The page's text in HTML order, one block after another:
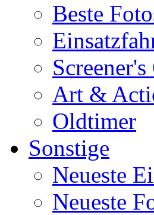
Beste
Art &
Oldtimer
Sonstige
Neueste
Neueste